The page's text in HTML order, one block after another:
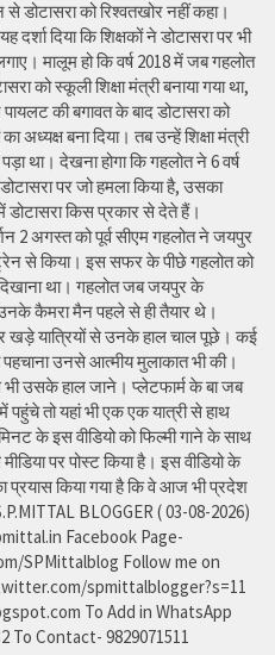
डोटासरा को रिश्वतखोर नहीं कहा।
दर्शा दिया कि शिक्षकों ने डोटासरा पर भी
मालूम हो कि वर्ष 2018 में जब गहलोत
को स्कूली शिक्षा मंत्री बनाया गया था,
की बगावत के बाद डोटासरा को
अध्यक्ष बना दिया। तब उन्हें शिक्षा मंत्री
था। देखना होगा कि गहलोत ने 6 वर्ष
पर जो हमला किया है, उसका
डोटासरा किस प्रकार से देते हैं।
2 अगस्त को पूर्व सीएम गहलोत ने जयपुर
से किया। इस सफर के पीछे गहलोत को
था। गहलोत जब जयपुर के
उनके कैमरा मैन पहले से ही तैयार थे।
खड़े यात्रियों से उनके हाल चाल पूछे। कई
पहचाना उनसे आत्मीय मुलाकात भी की।
उसके हाल जाने। प्लेटफार्म के बा जब
तो यहां भी एक एक यात्री से हाथ
के इस वीडियो को फिल्मी गाने के साथ
पर पोस्ट किया है। इस वीडियो के
प्रयास किया गया है कि वे आज भी प्रदेश
BLOGGER ( 03-08-2026)
Facebook Page-
SPMittalblog Follow me on
spmittalblogger?s=11
To Add in WhatsApp
To Contact- 9829071511